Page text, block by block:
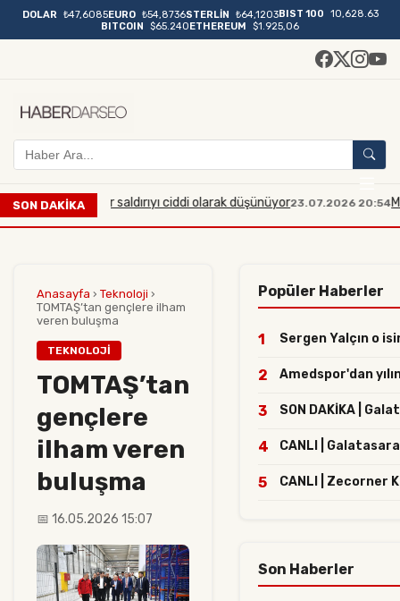
DOLAR ₺47,6085EURO ₺54,8736STERLİN ₺64,1203BIST 100
10,628.63
BITCOIN
$65.240ETHEREUM $1.925,06
SON DAKİKA
çaplı bir saldırıyı ciddi olarak düşünüyor23.07.2026 20:54Manisa'da
Anasayfa › Teknoloji ›
TOMTAŞ’tan gençlere ilham
veren buluşma
TEKNOLOJI
TOMTAŞ’tan
gençlere
ilham veren
buluşma
📅 16.05.2026 15:07
Popüler Haberler
1 Sergen Yalçın o
2 Amedspor'dan
3 SON DAKİKA |
4 CANLI |
5 CANLI | Zecorner
Son Haberler